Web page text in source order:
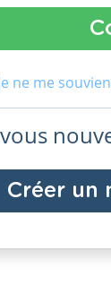
ne me
Créer un